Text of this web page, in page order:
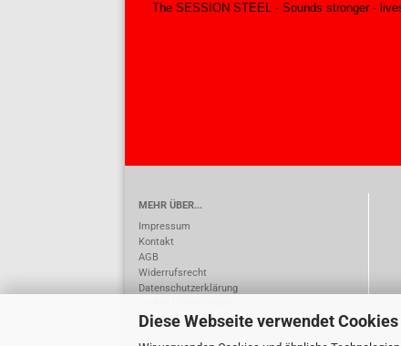
Diese Webseite verwendet
The SESSION STEEL - Sounds stronger -
MEHR ÜBER...
Impressum
Kontakt
AGB
Widerrufsrecht
Datenschutzerklärung